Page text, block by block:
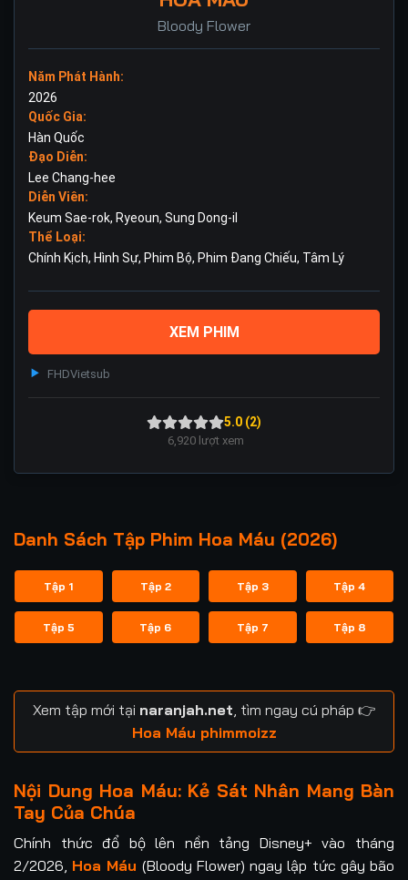
Bloody Flower
Năm Phát Hành:
2026
Quốc Gia:
Hàn Quốc
Đạo Diễn:
Lee Chang-hee
Diễn Viên:
Keum Sae-rok, Ryeoun, Sung Dong-il
Thể Loại:
Chính Kịch, Hình Sự, Phim Bộ, Phim Đang Chiếu, Tâm Lý
XEM PHIM
FHDVietsub
5.0 (2)
6,920 lượt xem
Danh Sách Tập Phim Hoa Máu (2026)
Tập 1 Tập 2 Tập 3 Tập 4
Tập 5 Tập 6 Tập 7 Tập 8
Xem tập mới tại naranjah.net , tìm ngay cú pháp 👉
Hoa Máu phimmoizz
Nội Dung Hoa Máu: Kẻ Sát Nhân Mang Bàn
Tay Của Chúa
Chính thức đổ bộ lên nền tảng Disney+ vào tháng
2/2026, Hoa Máu (Bloody Flower) ngay lập tức gây bão